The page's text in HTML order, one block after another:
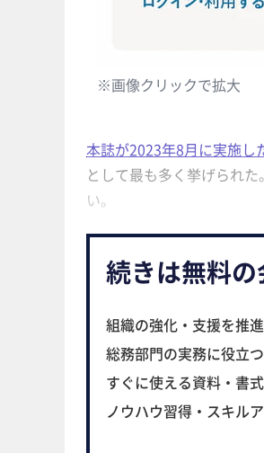
※画像クリックで拡大
本誌が2023年8月に実施し
として最も多く挙げられ
い。
続きは無料の
組織の強化・支援を推
総務部門の実務に役立
すぐに使える資料・書
ノウハウ習得・スキル